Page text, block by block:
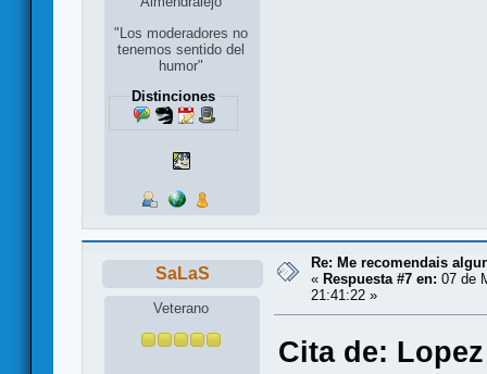
"Los moderadores no
tenemos sentido del
humor"
Distinciones
SaLaS
Veterano
Re: Me recomendais
« Respuesta #7 en: 07 de
21:41:22 »
Cita de: